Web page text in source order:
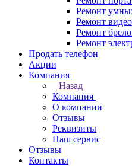
Ремонт
Ремонт
Ремонт
Ремонт
Продать телефон
Акции
Компания
Назад
Компания
О компании
Отзывы
Реквизиты
Наш сервис
Отзывы
Контакты